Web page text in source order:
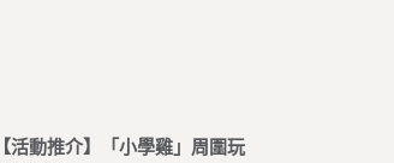
【活動推介】「小學雞」周圍玩